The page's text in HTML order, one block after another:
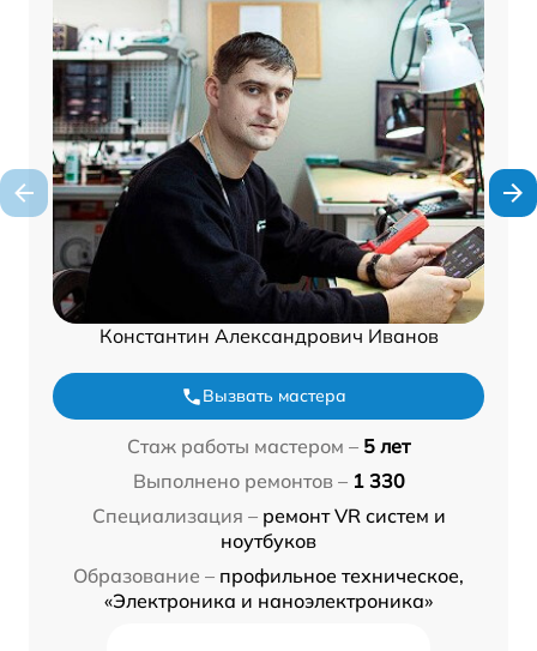
Константин Александрович Иванов
Вызвать мастера
Стаж работы мастером – 5 лет
Выполнено ремонтов – 1 330
Специализация – ремонт VR систем и
ноутбуков
Образование – профильное техническое,
«Электроника и наноэлектроника»